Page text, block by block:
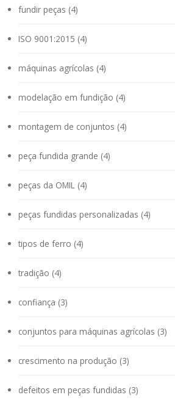
fundir peças (4)
ISO 9001:2015 (4)
máquinas agrícolas (4)
modelação em fundição (4)
montagem de conjuntos (4)
peça fundida grande (4)
peças da OMIL (4)
peças fundidas personalizadas (4)
tipos de ferro (4)
tradição (4)
confiança (3)
conjuntos para máquinas agrícolas (3)
crescimento na produção (3)
defeitos em peças fundidas (3)